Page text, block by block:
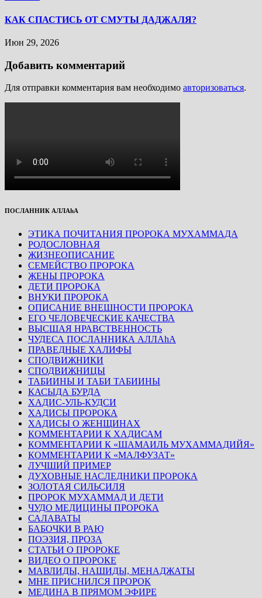
КАК СПАСТИСЬ ОТ СМУТЫ ДАДЖАЛЯ?
Июн 29, 2026
Добавить комментарий
Для отправки комментария вам необходимо авторизоваться.
ПОСЛАННИК АЛЛАhА
ЭТИКА ПОЧИТАНИЯ ПРОРОКА МУХАММАДА
РОДОСЛОВНАЯ
ЖИЗНЕОПИСАНИЕ
СЕМЕЙСТВО ПРОРОКА
ЖЕНЫ ПРОРОКА
ДЕТИ ПРОРОКА
ВНУКИ ПРОРОКА
ОПИСАНИЕ ВНЕШНОСТИ ПРОРОКА
ЕГО ЧЕЛОВЕЧЕСКИЕ КАЧЕСТВА
ВЫСШАЯ НРАВСТВЕННОСТЬ
ЧУДЕСА ПОСЛАННИКА АЛЛАhА
ПРАВЕДНЫЕ ХАЛИФЫ
СПОДВИЖНИКИ
СПОДВИЖНИЦЫ
ТАБИИНЫ И ТАБИ ТАБИИНЫ
КАСЫДА БУРДА
ХАДИС-УЛЬ-КУДСИ
ХАДИСЫ ПРОРОКА
ХАДИСЫ О ЖЕНЩИНАХ
КОММЕНТАРИИ К ХАДИСАМ
КОММЕНТАРИИ К «ШАМАИЛЬ МУХАММАДИЙЯ»
КОММЕНТАРИИ К «МАЛФУЗАТ»
ЛУЧШИЙ ПРИМЕР
ДУХОВНЫЕ НАСЛЕДНИКИ ПРОРОКА
ЗОЛОТАЯ СИЛЬСИЛЯ
ПРОРОК МУХАММАД И ДЕТИ
ЧУДО МЕДИЦИНЫ ПРОРОКА
САЛАВАТЫ
БАБОЧКИ В РАЮ
ПОЭЗИЯ, ПРОЗА
СТАТЬИ О ПРОРОКЕ
ВИДЕО О ПРОРОКЕ
МАВЛИДЫ, НАШИДЫ, МЕНАДЖАТЫ
МНЕ ПРИСНИЛСЯ ПРОРОК
МЕДИНА В ПРЯМОМ ЭФИРЕ